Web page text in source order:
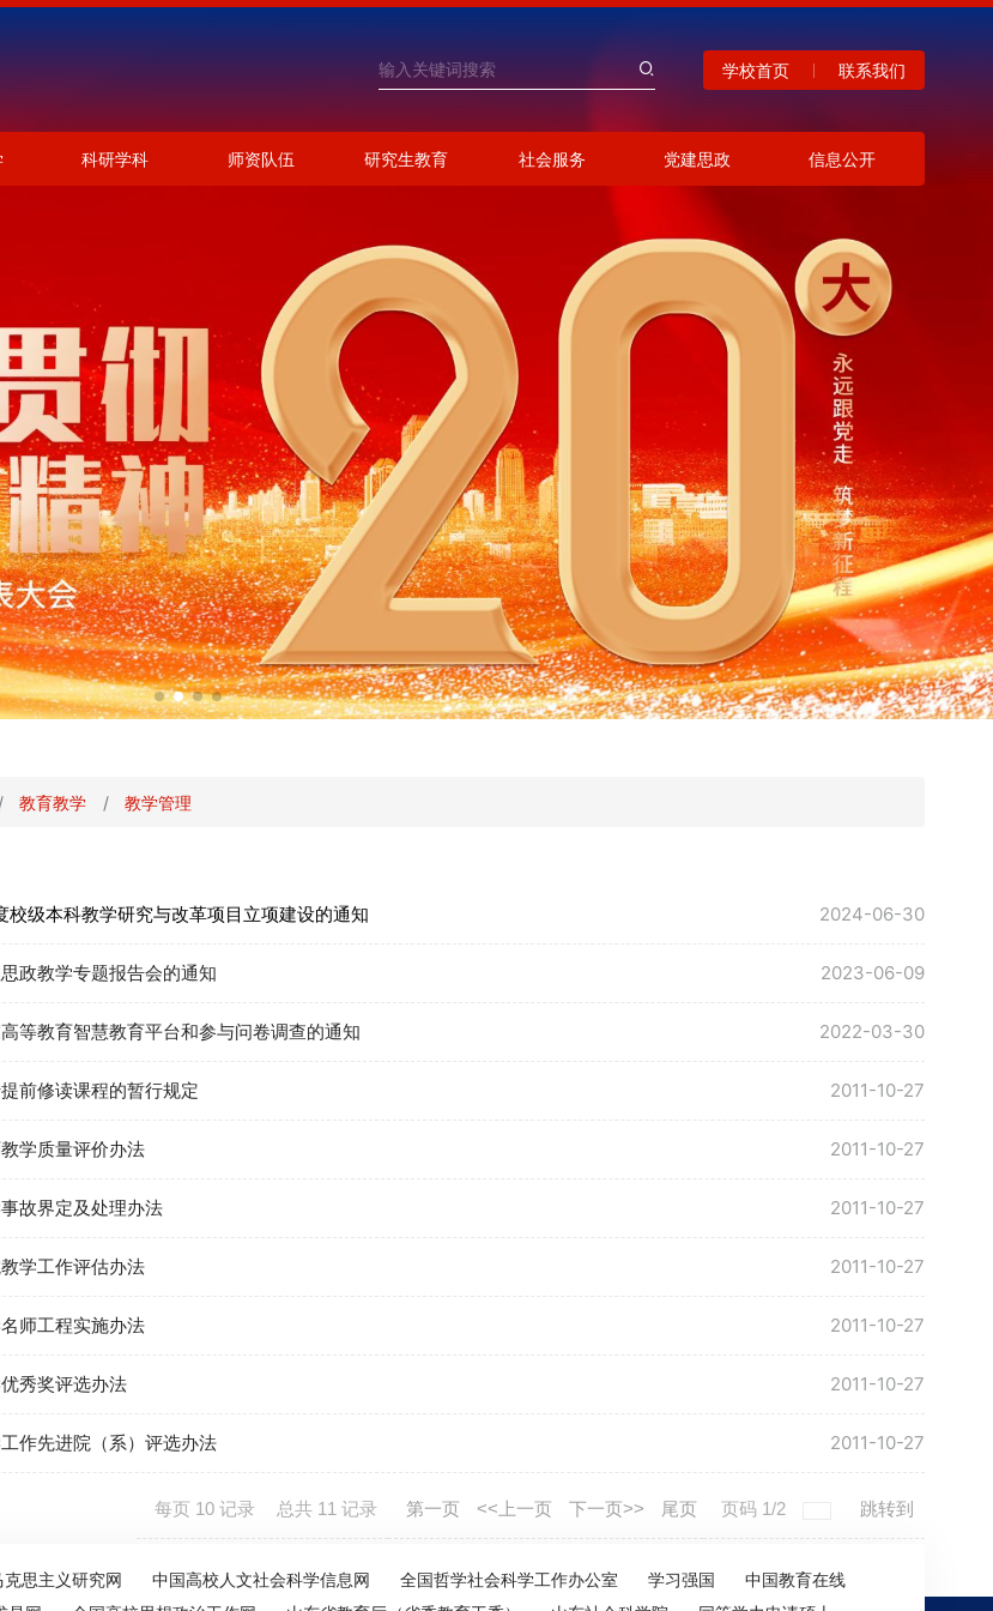
学校首页 联系我们
科研学科 师资队伍 研究生教育 社会服务 党建思政 信息公开
教育教学 教学管理
级本科教学研究与改革项目立项建设的通知 2024-06-30
政教学专题报告会的通知 2023-06-09
等教育智慧教育平台和参与问卷调查的通知 2022-03-30
前修读课程的暂行规定 2011-10-27
学质量评价办法 2011-10-27
故界定及处理办法 2011-10-27
学工作评估办法 2011-10-27
师工程实施办法 2011-10-27
秀奖评选办法 2011-10-27
作先进院（系）评选办法 2011-10-27
每页 10 记录 总共 11 记录 第一页 <<上一页 下一页>> 尾页 页码 1/2 跳转到
克思主义研究网 中国高校人文社会科学信息网 全国哲学社会科学工作办公室 学习强国
中国教育在线